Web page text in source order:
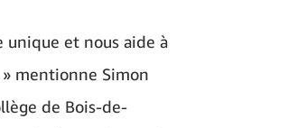
unique et nous aide à
mentionne Simon
de Bois-de-